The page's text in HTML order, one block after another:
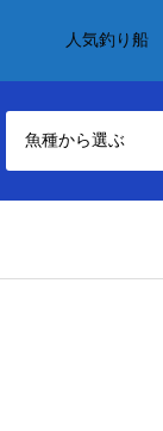
人気釣り船
魚種から選ぶ